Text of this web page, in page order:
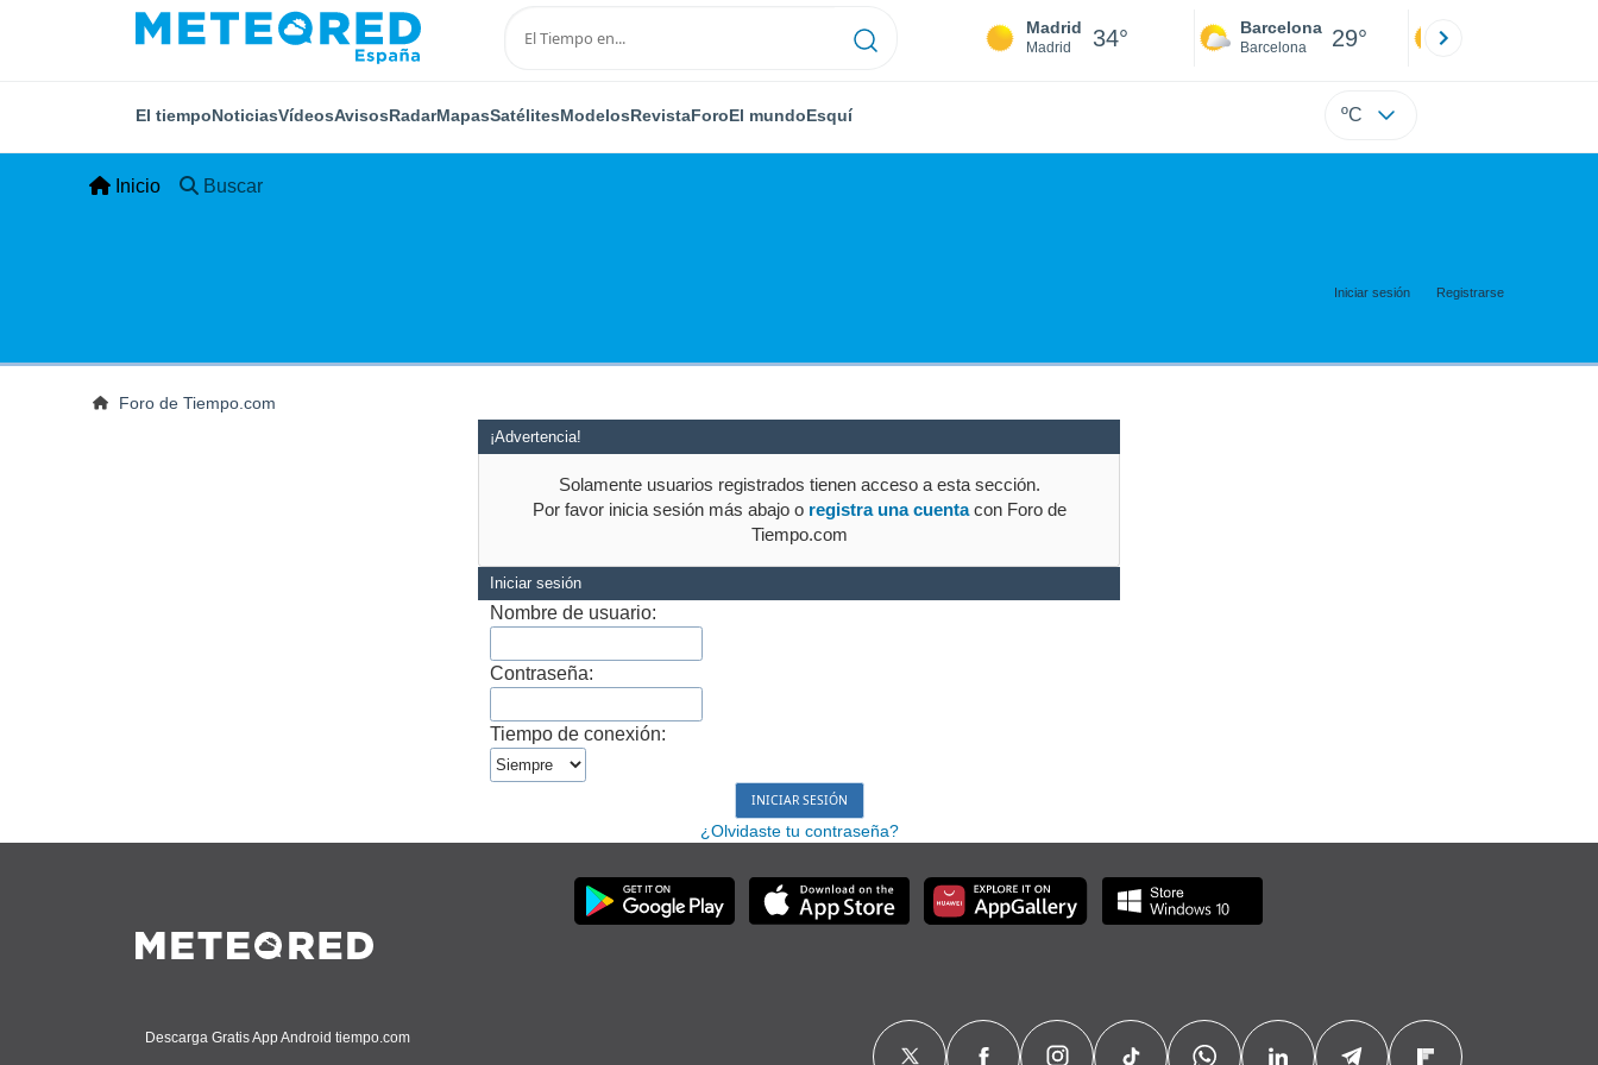
Madrid
Madrid 34° Barcelona
Barcelona 29°
El tiempoNoticiasVídeosAvisosRadarMapasSatélitesModelosRevistaForoEl mundoEsquí ºC
Inicio Buscar
Iniciar sesión Registrarse
Foro de Tiempo.com
¡Advertencia!
Solamente usuarios registrados tienen acceso a esta sección.
Por favor inicia sesión más abajo o registra una cuentacon Foro de
Tiempo.com
Iniciar sesión
Nombre de usuario:
Contraseña:
Tiempo de conexión:
¿Olvidaste tu contraseña?
Descarga Gratis App Android tiempo.com